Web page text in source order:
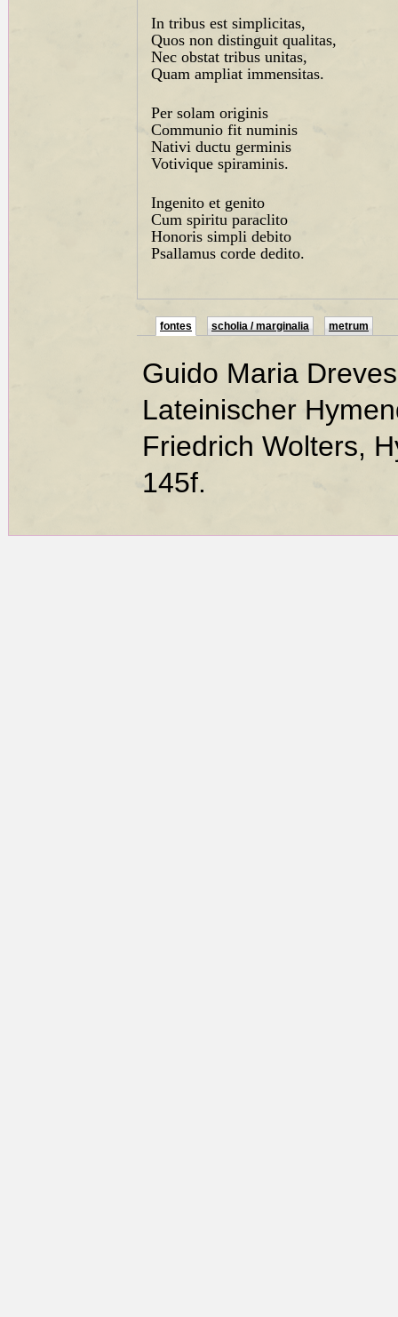
In tribus est simplicitas,
Quos non distinguit qualitas,
Nec obstat tribus unitas,
Quam ampliat immensitas.
Per solam originis
Communio fit numinis
Nativi ductu germinis
Votivique spiraminis.
Ingenito et genito
Cum spiritu paraclito
Honoris simpli debito
Psallamus corde dedito.
fontes scholia / marginalia metrum
Guido Maria
Lateinischer
Friedrich Wolters,
145f.